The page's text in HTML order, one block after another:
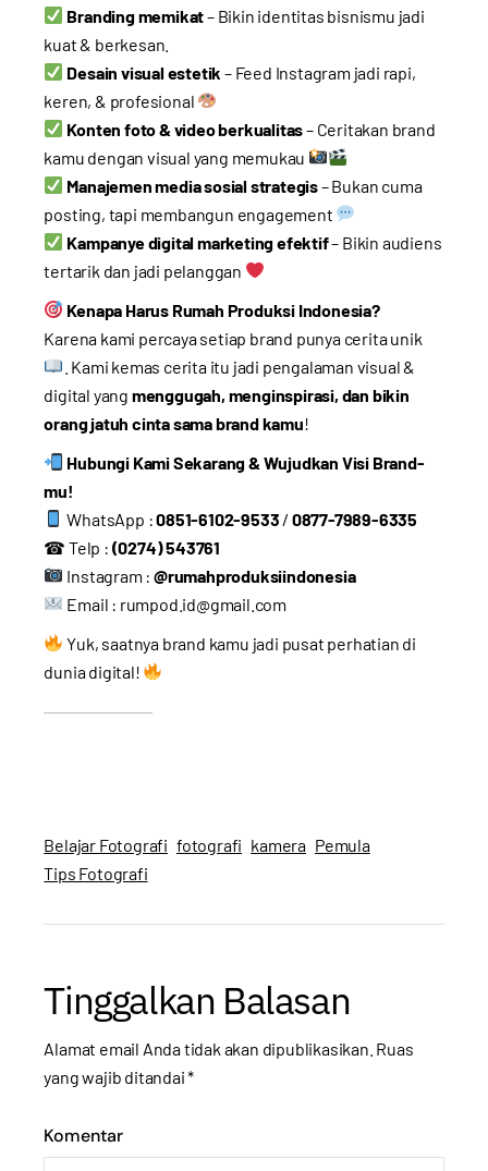
Branding memikat– Bikin identitas bisnismu jadi
kuat & berkesan.
Desain visual estetik – Feed Instagram jadi rapi,
keren, & profesional
Konten foto & video berkualitas– Ceritakan brand
kamu dengan visual yang memukau
Manajemen media sosial strategis– Bukan cuma
posting, tapi membangun engagement
Kampanye digital marketing efektif– Bikin audiens
tertarik dan jadi pelanggan
Kenapa Harus Rumah Produksi Indonesia?
Karena kami percaya setiap brand punya cerita unik
. Kami kemas cerita itu jadi pengalaman visual &
digital yang menggugah, menginspirasi, dan bikin
orang jatuh cinta sama brand kamu!
Hubungi Kami Sekarang & Wujudkan Visi Brand-
mu!
WhatsApp :0851-6102-9533 / 0877-7989-6335
☎ Telp : (0274) 543761
Instagram : @rumahproduksiindonesia
Email : rumpod.id@gmail.com
Yuk, saatnya brand kamu jadi pusat perhatian di
dunia digital!
Belajar Fotografi fotografi kamera Pemula
Tips Fotografi
Tinggalkan Balasan
Alamat email Anda tidak akan dipublikasikan. Ruas
yang wajib ditandai*
Komentar